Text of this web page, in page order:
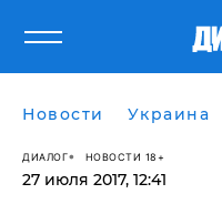
Новости Украина
ДИАЛОГ НОВОСТИ 18+
27 июля 2017, 12:41